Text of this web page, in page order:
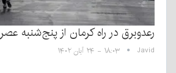
رعدوبرق در راه کرمان از پنج‌شنبه عصر
Javid ۱۸:۰۳ - ۲۴ آبان ۱۴۰۲